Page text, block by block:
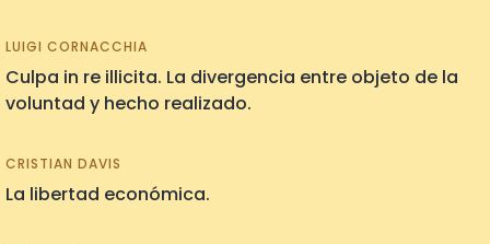
LUIGI CORNACCHIA
Culpa in re illicita. La divergencia entre objeto de la
voluntad y hecho realizado.
CRISTIAN DAVIS
La libertad económica.